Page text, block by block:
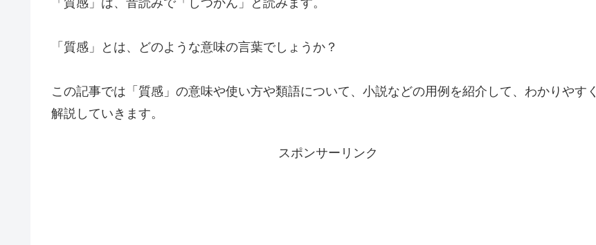
「質感」は、音読みで「しつかん」と読みます。
「質感」とは、どのような意味の言葉でしょうか？
この記事では「質感」の意味や使い方や類語について、小説などの用例を紹介して、わかりやすく
解説していきます。
スポンサーリンク